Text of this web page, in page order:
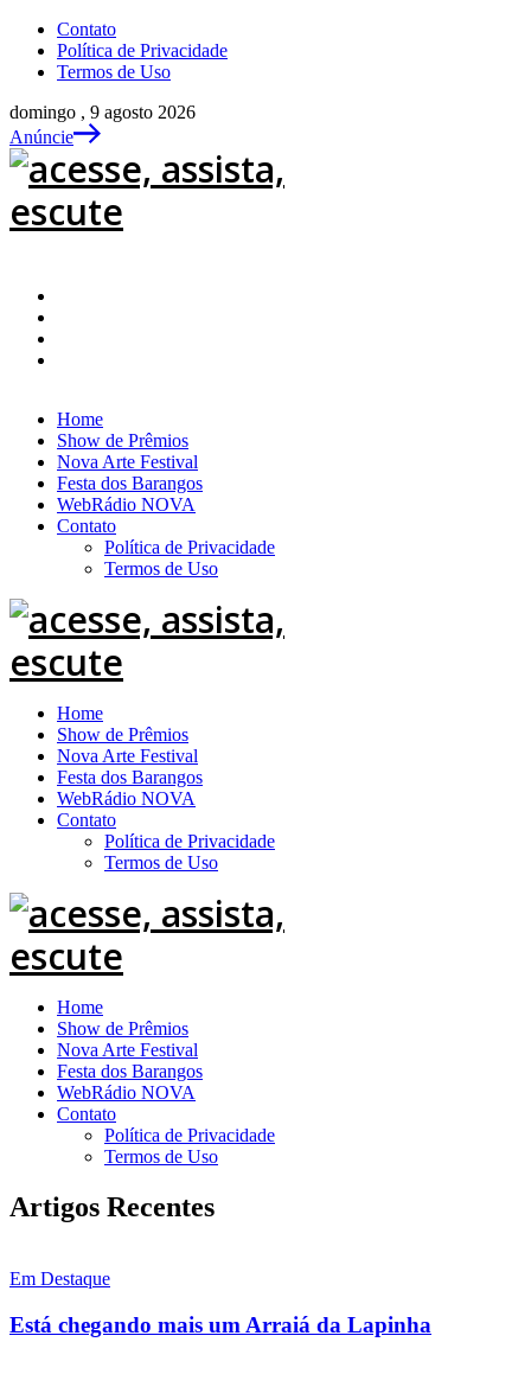
Contato
Política de Privacidade
Termos de Uso
domingo , 9 agosto 2026
Anúncie
Home
Show de Prêmios
Nova Arte Festival
Festa dos Barangos
WebRádio NOVA
Contato
Política de Privacidade
Termos de Uso
Home
Show de Prêmios
Nova Arte Festival
Festa dos Barangos
WebRádio NOVA
Contato
Política de Privacidade
Termos de Uso
Home
Show de Prêmios
Nova Arte Festival
Festa dos Barangos
WebRádio NOVA
Contato
Política de Privacidade
Termos de Uso
Artigos Recentes
Em Destaque
Está chegando mais um Arraiá da Lapinha